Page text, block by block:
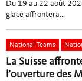
Du 19 au 22 août
glace affrontera...
National Teams
La Suisse
l’ouverture des